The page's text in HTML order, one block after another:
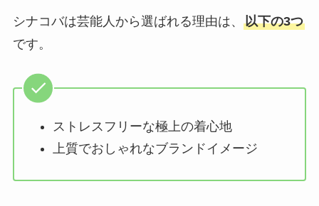
シナコバは芸能人から選ばれる理由は、 以下の3つ
です。
ストレスフリーな極上の着心地
上質でおしゃれなブランドイメージ